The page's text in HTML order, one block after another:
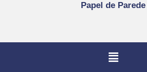
Papel de Parede